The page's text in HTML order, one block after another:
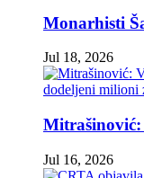
Monarhisti
Jul 18, 2026
Mitrašinović:
Jul 16, 2026